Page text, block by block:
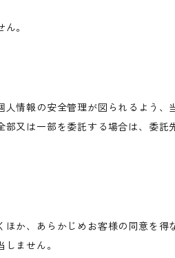
。
情報の安全管理が図られるよう、
又は一部を委託する場合は、委託
か、あらかじめお客様の同意を得
ません。